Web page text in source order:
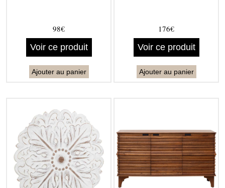
98€
Voir ce produit
Ajouter au panier
176€
Voir ce produit
Ajouter au panier